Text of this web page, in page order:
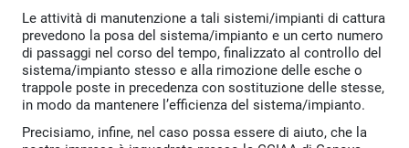
Le attività di manutenzione a tali sistemi/impianti di cattura
prevedono la posa del sistema/impianto e un certo numero
di passaggi nel corso del tempo, finalizzato al controllo del
sistema/impianto stesso e alla rimozione delle esche o
trappole poste in precedenza con sostituzione delle stesse,
in modo da mantenere l’efficienza del sistema/impianto.
Precisiamo, infine, nel caso possa essere di aiuto, che la